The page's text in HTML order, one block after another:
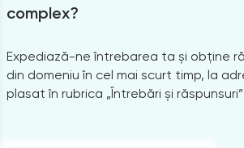
complex?
Expediază-ne întrebarea ta și obține
din domeniu în cel mai scurt timp, la
plasat în rubrica „Întrebări și răspunsuri”